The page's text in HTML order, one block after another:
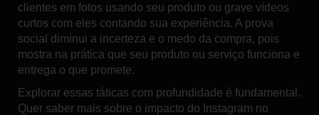
clientes em fotos usando seu produto ou grave vídeos
curtos com eles contando sua experiência. A prova
social diminui a incerteza e o medo da compra, pois
mostra na prática que seu produto ou serviço funciona e
entrega o que promete.
Explorar essas táticas com profundidade é fundamental.
Quer saber mais sobre o impacto do Instagram no